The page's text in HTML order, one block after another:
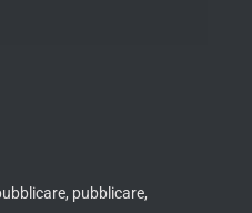
pubblicare,